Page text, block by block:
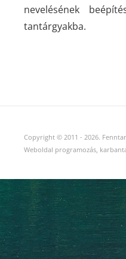
nevelésének
tantárgyakba.
Copyright © 2011 - 2026.
Weboldal programozás,